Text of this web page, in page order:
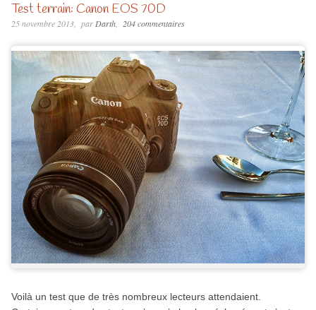
Test terrain: Canon EOS 70D
25 novembre 2013 par Darth 204 commentaires
Voilà un test que de très nombreux lecteurs attendaient.